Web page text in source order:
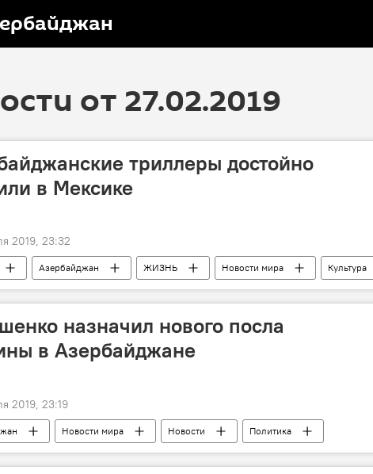
от 27.02.2019
триллеры достойно
в Мексике
2019, 23:32
Азербайджан ЖИЗНЬ Новости мира Культура
назначил нового посла
в Азербайджане
2019, 23:19
Новости мира Новости Политика